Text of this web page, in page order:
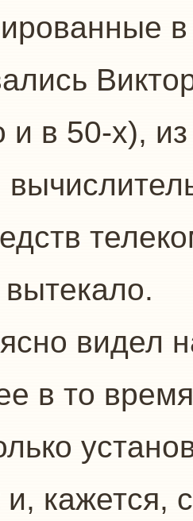
и в 50-х),
видел
в то
и, кажется,